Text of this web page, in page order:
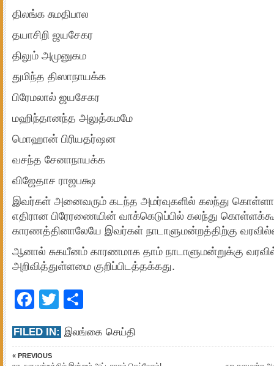
திலங்க சுமதிபால
தயாசிறி ஜயசேகர
திலும் அமுனுகம
துமிந்த திஸாநாயக்க
பிரேமலால் ஜயசேகர
மஹிந்தானந்த அலுத்கமமே
மொஹான் பிரியதர்ஷன
வசந்த சேனாநாயக்க
விஜேதாச ராஜபக்ஷ
இவர்கள் அனைவரும் கடந்த அமர்வுகளில் கலந்து
எதிரான பிரேரணையின் வாக்கெடுப்பில் கலந்து
காரணத்தினாலேயே இவர்கள் நாடாளுமன்றத்திற்கு
ஆனால் சுகயீனம் காரணமாக தாம் நாடாளுமன்றுக்கு
அறிவித்துள்ளமை குறிப்பிடத்தக்கது.
Facebook
Twitter
FILED IN: இலங்கை செய்தி
« PREVIOUS